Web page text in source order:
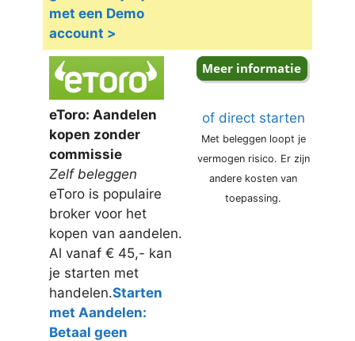
met een Demo
account >
eToro: Aandelen
kopen zonder
commissie
Zelf beleggen
eToro is populaire
broker voor het
kopen van aandelen.
Al vanaf € 45,- kan
je starten met
handelen.Starten
met Aandelen:
Betaal geen
of direct starten
Met beleggen loopt je
vermogen risico. Er zijn
andere kosten van
toepassing.